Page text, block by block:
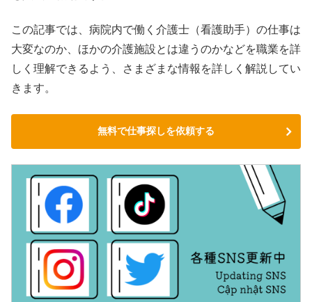
この記事では、病院内で働く介護士（看護助手）の仕事は
大変なのか、ほかの介護施設とは違うのかなどを職業を詳
しく理解できるよう、さまざまな情報を詳しく解説してい
きます。
無料で仕事探しを依頼する